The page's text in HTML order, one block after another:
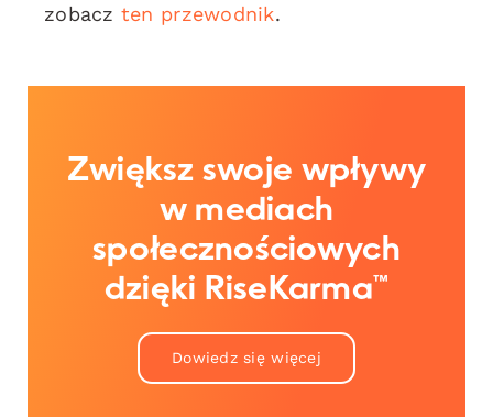
zobacz ten przewodnik.
Zwiększ swoje wpływy
w mediach
społecznościowych
dzięki RiseKarma™
Dowiedz się więcej